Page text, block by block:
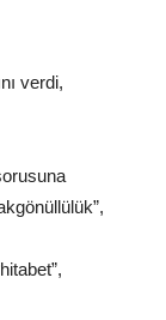
verdi,